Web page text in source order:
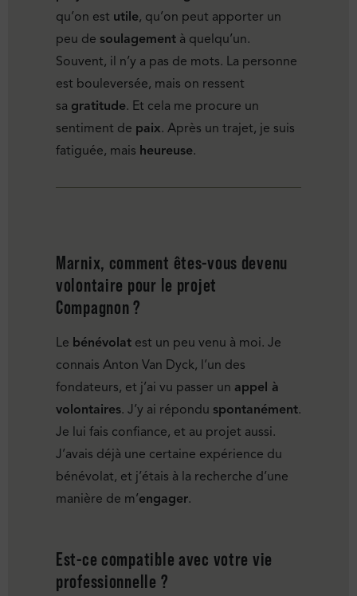
qu’on est utile, qu’on peut apporter un
peu de soulagement à quelqu’un.
Souvent, il n’y a pas de mots. La personne
est bouleversée, mais on ressent
sa gratitude. Et cela me procure un
sentiment de paix. Après un trajet, je suis
fatiguée, mais heureuse.
Marnix, comment êtes-vous devenu
volontaire pour le projet
Compagnon ?
Le bénévolat est un peu venu à moi. Je
connais Anton Van Dyck, l’un des
fondateurs, et j’ai vu passer un appel à
volontaires. J’y ai répondu spontanément.
Je lui fais confiance, et au projet aussi.
J’avais déjà une certaine expérience du
bénévolat, et j’étais à la recherche d’une
manière de m’engager.
Est-ce compatible avec votre vie
professionnelle ?